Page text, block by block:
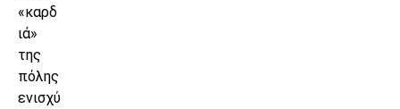
«καρδ
ιά»
της
πόλης
ενισχύ